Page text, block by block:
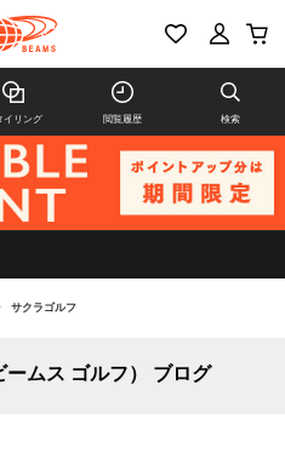
イリング 閲覧履歴 検索
サクラゴルフ
ムス ゴルフ） ブログ